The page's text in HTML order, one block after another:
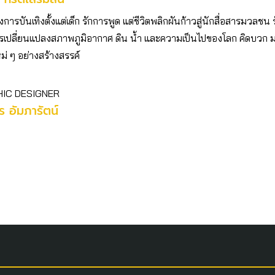
การบันเทิงตั้งแต่เด็ก รักการพูด แต่ชีวิตพลิกผันก้าวสู่นักสื่อสารมวลชน
เปลี่ยนแปลงสภาพภูมิอากาศ ดิน น้ำ และความเป็นไปของโลก คิดบวก
ม่ ๆ อย่างสร้างสรรค์
DESIGNER
อัมภารัตน์